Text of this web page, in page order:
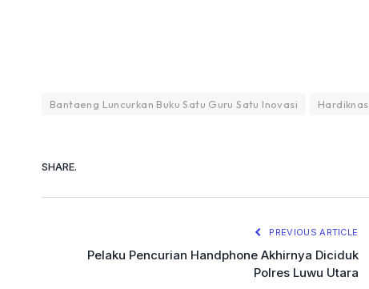
Bantaeng Luncurkan Buku Satu Guru Satu Inovasi Hardiknas
SHARE.
PREVIOUS ARTICLE
Pelaku Pencurian Handphone Akhirnya Diciduk
Polres Luwu Utara